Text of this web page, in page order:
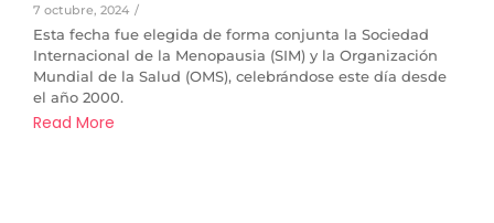
7 octubre, 2024 /
Esta fecha fue elegida de forma conjunta la Sociedad
Internacional de la Menopausia (SIM) y la Organización
Mundial de la Salud (OMS), celebrándose este día desde
el año 2000.
Read More